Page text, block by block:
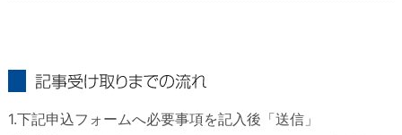
1.下記申込フォームへ必要事項を記入後「送信」